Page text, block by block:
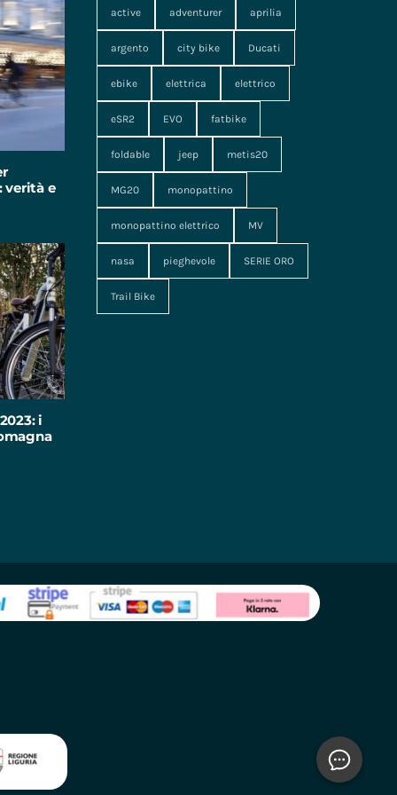
e
i
active adventurer aprilia
argento city bike Ducati
ebike elettrica elettrico
eSR2 EVO fatbike
foldable jeep metis20
MG20 monopattino
monopattino elettrico MV
nasa pieghevole SERIE ORO
Trail Bike